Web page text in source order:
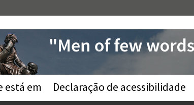
está em Declaração de acessibilidade